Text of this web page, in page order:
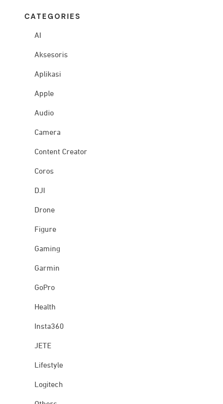
CATEG ORIES
AI
Aksesoris
Aplikasi
Apple
Audio
Camera
Content Creator
Coros
DJI
Drone
Figure
Gaming
Garmin
GoPro
Health
Insta360
JETE
Lifestyle
Logitech